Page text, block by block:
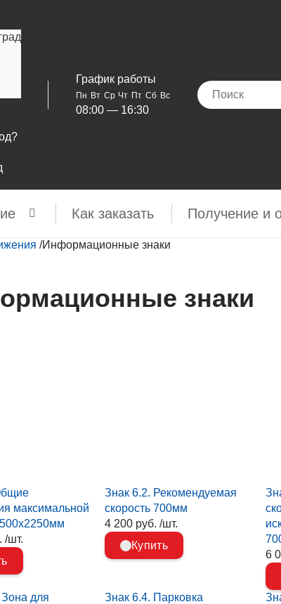
График работы
Пн Вт Ср Чт Пт Сб Вс
08:00 — 16:30
Как заказать Получение и
/Информационные знаки
знаки
максимальной
/шт.
Знак 6.2. Рекомендуемая
скорость 700мм
4 200 руб. /шт.
Купить
6
для
Знак 6.4. Парковка